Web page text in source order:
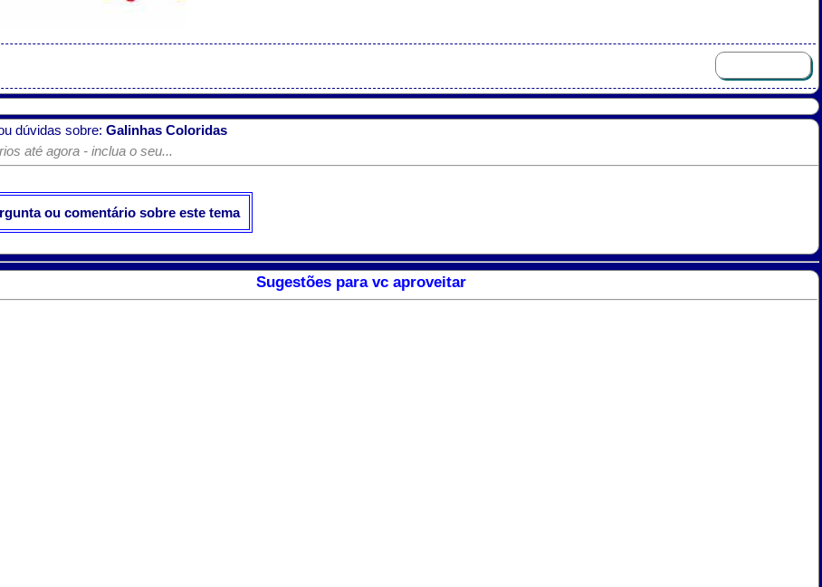
dúvidas sobre: Galinhas Coloridas
até agora - inclua o seu...
ou comentário sobre este tema
Sugestões para vc aproveitar